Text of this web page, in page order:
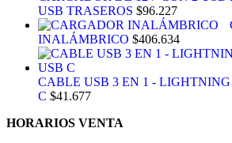
USB TRASEROS $96.227
INALÁMBRICO $406.634
CABLE USB 3 EN 1 -
C $41.677
HORARIOS VENTA